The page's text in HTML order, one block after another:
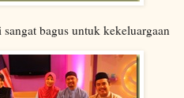
bagus untuk kekeluargaan